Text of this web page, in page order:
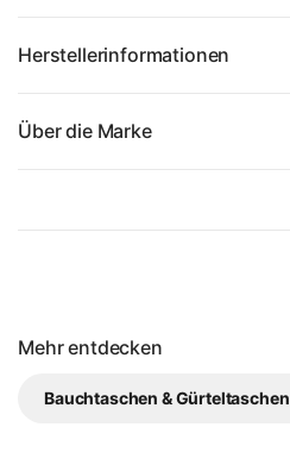
Herstellerinformationen
Über die Marke
Mehr entdecken
Bauchtaschen & Gürteltaschen